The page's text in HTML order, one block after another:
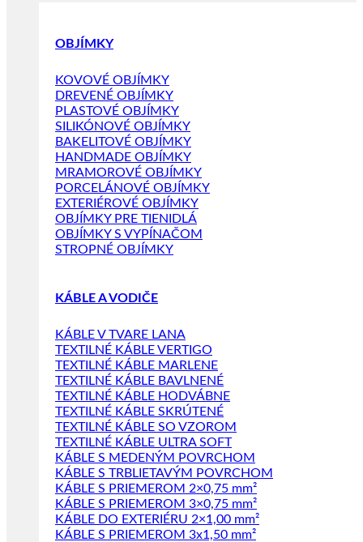
OBJÍMKY
KOVOVÉ OBJÍMKY
DREVENÉ OBJÍMKY
PLASTOVÉ OBJÍMKY
SILIKÓNOVÉ OBJÍMKY
BAKELITOVÉ OBJÍMKY
HANDMADE OBJÍMKY
MRAMOROVÉ OBJÍMKY
PORCELÁNOVÉ OBJÍMKY
EXTERIÉROVÉ OBJÍMKY
OBJÍMKY PRE TIENIDLÁ
OBJÍMKY S VYPÍNAČOM
STROPNÉ OBJÍMKY
KÁBLE A VODIČE
KÁBLE V TVARE LANA
TEXTILNÉ KÁBLE VERTIGO
TEXTILNÉ KÁBLE MARLENE
TEXTILNÉ KÁBLE BAVLNENÉ
TEXTILNÉ KÁBLE HODVÁBNE
TEXTILNÉ KÁBLE SKRÚTENÉ
TEXTILNÉ KÁBLE SO VZOROM
TEXTILNÉ KÁBLE ULTRA SOFT
KÁBLE S MEDENÝM POVRCHOM
KÁBLE S TRBLIETAVÝM POVRCHOM
KÁBLE S PRIEMEROM 2×0,75 mm²
KÁBLE S PRIEMEROM 3×0,75 mm²
KÁBLE DO EXTERIÉRU 2×1,00 mm²
KÁBLE S PRIEMEROM 3x1,50 mm²